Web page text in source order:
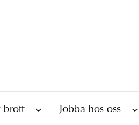
brott Jobba hos oss